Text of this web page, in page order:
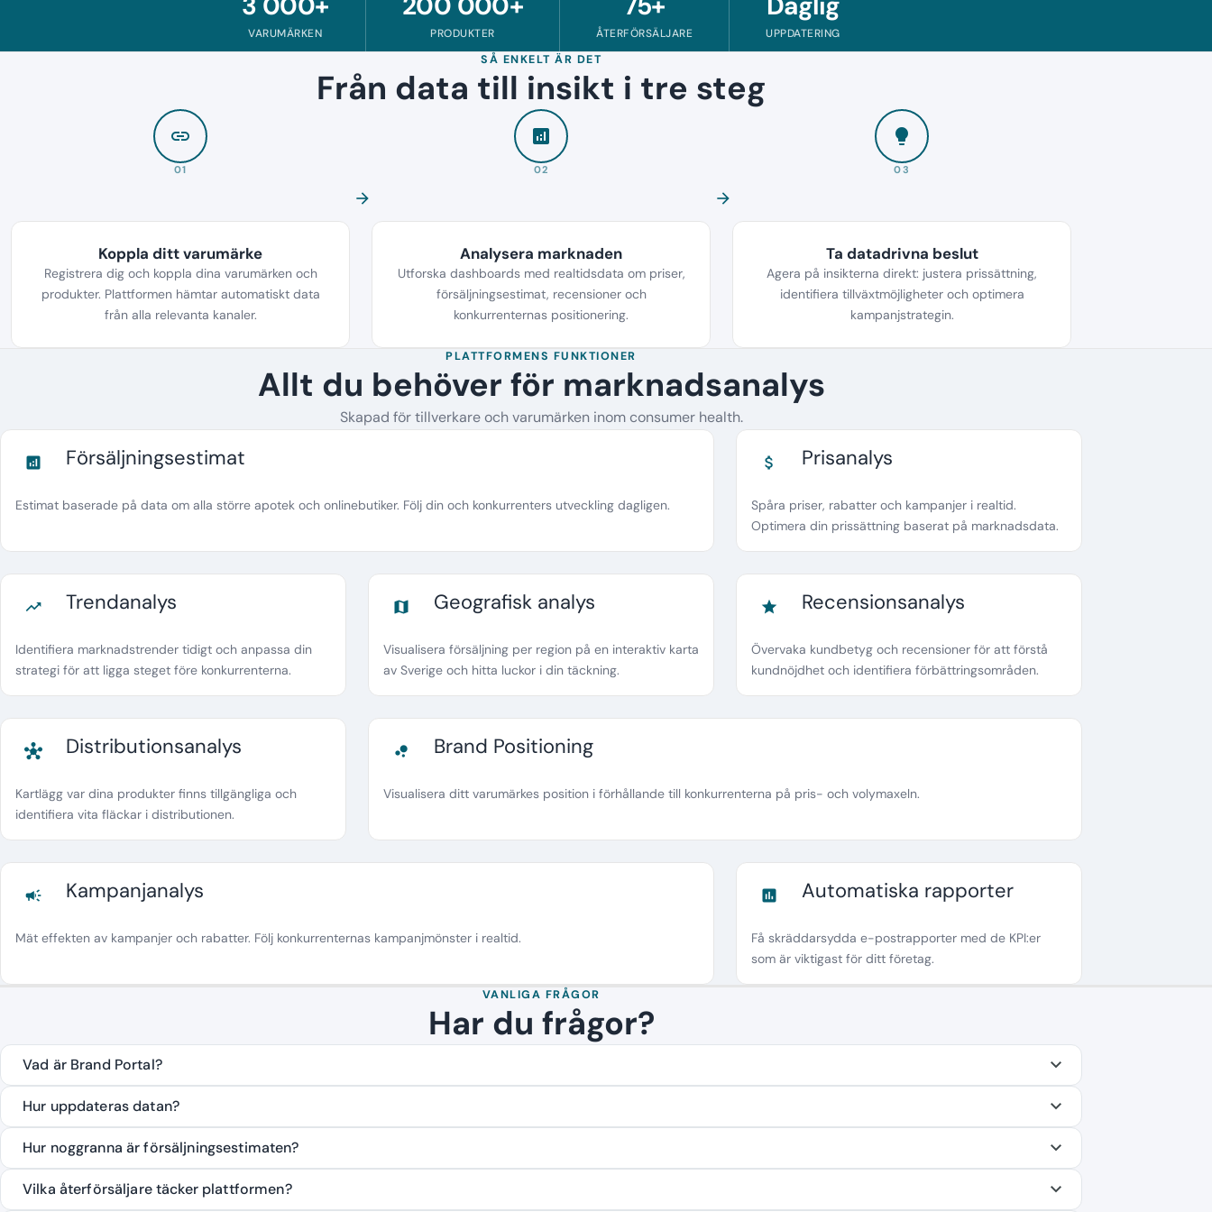
VARUMÄRKEN PRODUKTER ÅTERFÖRSÄLJARE
UPPDATERING
SÅ ENKELT ÄR DET
Från data till insikt i tre steg
link
01
arrow_forward
Koppla ditt varumärke
Registrera dig och koppla dina varumärken och
produkter. Plattformen hämtar automatiskt data
från alla relevanta kanaler.
analytics
02
arrow_forward
Analysera marknaden
Utforska dashboards med realtidsdata om priser,
försäljningsestimat, recensioner och
konkurrenternas positionering.
lightbulb
03
Ta datadrivna beslut
Agera på insikterna direkt: justera prissättning,
identifiera tillväxtmöjligheter och optimera
kampanjstrategin.
PLATTFORMENS FUNKTIONER
Allt du behöver för marknadsanalys
Skapad för tillverkare och varumärken inom consumer health.
analytics Försäljningsestimat
Estimat baserade på data om alla större apotek och onlinebutiker. Följ din och konkurrenters utveckling dagligen.
attach_money Prisanalys
Spåra priser, rabatter och kampanjer i realtid.
Optimera din prissättning baserat på marknadsdata.
trending_up Trendanalys
Identifiera marknadstrender tidigt och anpassa din
strategi för att ligga steget före konkurrenterna.
map Geografisk analys
Visualisera försäljning per region på en interaktiv karta
av Sverige och hitta luckor i din täckning.
star Recensionsanalys
Övervaka kundbetyg och recensioner för att förstå
kundnöjdhet och identifiera förbättringsområden.
hub Distributionsanalys
Kartlägg var dina produkter finns tillgängliga och
identifiera vita fläckar i distributionen.
bubble_chart Brand Positioning
Visualisera ditt varumärkes position i förhållande till konkurrenterna på pris- och volymaxeln.
campaign Kampanjanalys
Mät effekten av kampanjer och rabatter. Följ konkurrenternas kampanjmönster i realtid.
assessment Automatiska rapporter
Få skräddarsydda e-postrapporter med de KPI:er
som är viktigast för ditt företag.
VANLIGA FRÅGOR
Har du frågor?
Vad är Brand Portal?
Hur uppdateras datan?
Hur noggranna är försäljningsestimaten?
Vilka återförsäljare täcker plattformen?